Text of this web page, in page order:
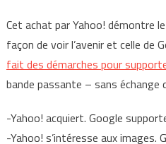
Cet achat par Yahoo! démontre
façon de voir l’avenir et celle de
fait des démarches pour
bande passante – sans échange
-Yahoo! acquiert. Google
-Yahoo! s’intéresse aux images.